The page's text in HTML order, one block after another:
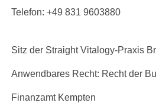
Telefon: +49 831 9603880
Sitz der Straight Vitalogy-Praxis
Anwendbares Recht: Recht der
Finanzamt Kempten